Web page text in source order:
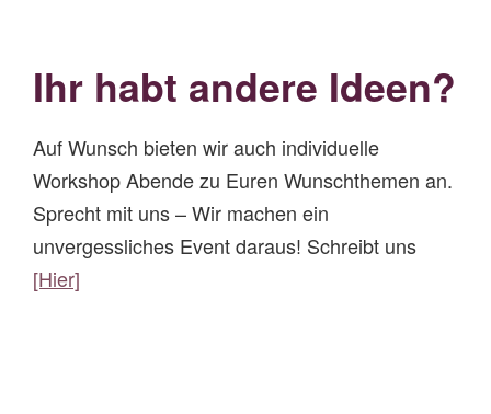
Ihr habt andere Ideen?
Auf Wunsch bieten wir auch individuelle
Workshop Abende zu Euren Wunschthemen an.
Sprecht mit uns – Wir machen ein
unvergessliches Event daraus! Schreibt uns
[Hier]